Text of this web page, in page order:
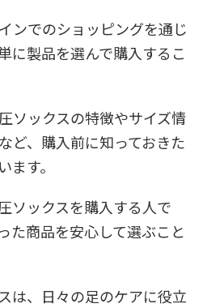
ンでのショッピングを通じ
に製品を選んで購入するこ
ソックスの特徴やサイズ情
ど、購入前に知っておきた
す。
ソックスを購入する人で
た商品を安心して選ぶこと
は、日々の足のケアに役立